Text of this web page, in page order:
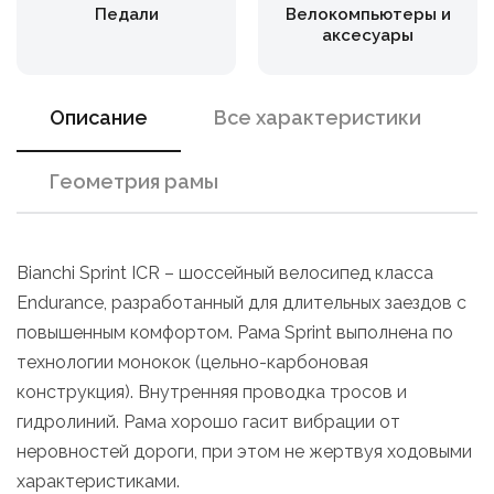
Педали
Велокомпьютеры и
аксесуары
Описание Все характеристики
Геометрия рамы
Bianchi Sprint ICR – шоссейный велосипед класса
Endurance, разработанный для длительных заездов с
повышенным комфортом. Рама Sprint выполнена по
технологии монокок (цельно-карбоновая
конструкция). Внутренняя проводка тросов и
гидролиний. Рама хорошо гасит вибрации от
неровностей дороги, при этом не жертвуя ходовыми
характеристиками.